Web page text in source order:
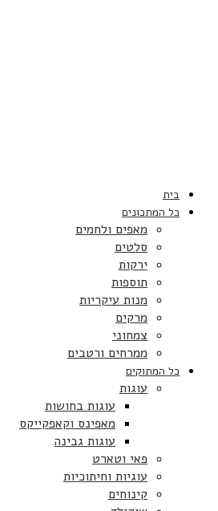
בית
כל המתכונים
מאפים ולחמים
סלטים
ירקות
תוספות
מנות עיקריות
מרקים
צמחוני
ממרחים ורטבים
כל המתוקים
עוגות
עוגות בחושות
מאפינס וקאפקייקס
עוגות גבינה
פאי וטארט
עוגיות וחיתוכיות
קינוחים